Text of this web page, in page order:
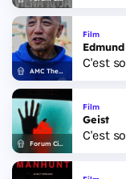
AMC Theatres
Film
C'est
Forum Cinemas
Film
Geist
C'est